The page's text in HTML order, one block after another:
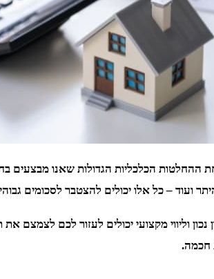
ההחלטות הכלכליות הגדולות שאנו מבצעים
ועוד – כל אלו יכולים להצטבר לסכומים
וליווי מקצועי יכולים לעזור לכם לצמצם
חכמה.